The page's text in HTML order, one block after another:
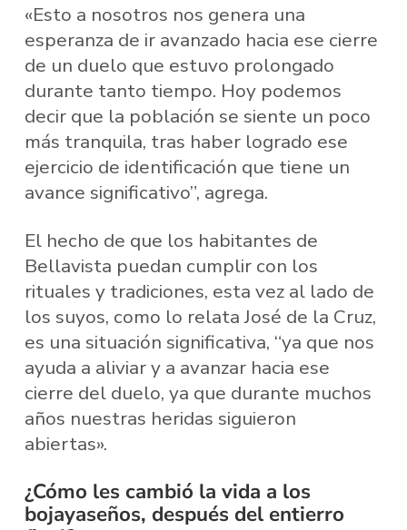
«Esto a nosotros nos genera una
esperanza de ir avanzado hacia ese cierre
de un duelo que estuvo prolongado
durante tanto tiempo. Hoy podemos
decir que la población se siente un poco
más tranquila, tras haber logrado ese
ejercicio de identificación que tiene un
avance significativo”, agrega.
El hecho de que los habitantes de
Bellavista puedan cumplir con los
rituales y tradiciones, esta vez al lado de
los suyos, como lo relata José de la Cruz,
es una situación significativa, “ya que nos
ayuda a aliviar y a avanzar hacia ese
cierre del duelo, ya que durante muchos
años nuestras heridas siguieron
abiertas».
¿Cómo les cambió la vida a los
bojayaseños, después del entierro